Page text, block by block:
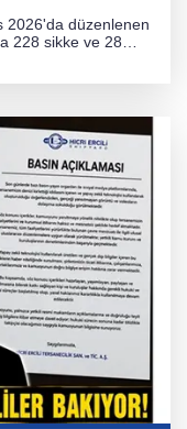
2026'da düzenlenen
228 sikke ve 28